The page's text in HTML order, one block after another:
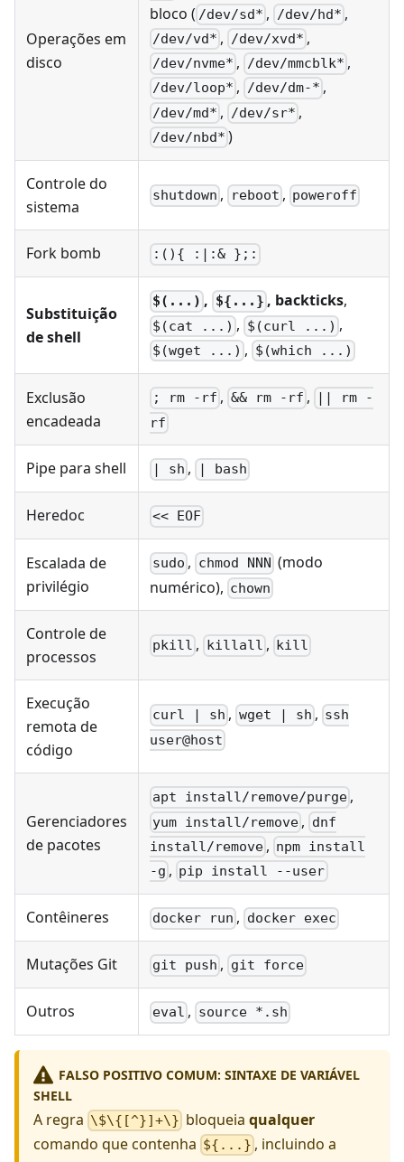
Operações em
disco
bloco ( /dev/sd* , /dev/hd* ,
/dev/vd* , /dev/xvd* ,
/dev/nvme* , /dev/mmcblk* ,
/dev/loop* , /dev/dm-* ,
/dev/md* , /dev/sr* ,
/dev/nbd* )
Controle do
sistema
shutdown , reboot , poweroff
Fork bomb :(){ :|:& };:
Substituição
de shell
$(...) , ${...} , backticks,
$(cat ...) , $(curl ...) ,
$(wget ...) , $(which ...)
Exclusão
encadeada
; rm -rf , && rm -rf ,
|| rm -
rf
Pipe para shell | sh , | bash
Heredoc << EOF
Escalada de
privilégio
sudo , chmod NNN (modo
numérico), chown
Controle de
processos
pkill , killall , kill
Execução
remota de
código
curl | sh , wget | sh , ssh
user@host
Gerenciadores
de pacotes
apt install/remove/purge ,
yum install/remove , dnf
install/remove , npm install
-g , pip install --user
Contêineres docker run , docker exec
Mutações Git git push , git force
Outros eval , source *.sh
FALSO POSITIVO COMUM: SINTAXE DE VARIÁVEL
SHELL
A regra \$\{[^}]+\} bloqueiaqualquer
comando que contenha ${...} , incluindo a